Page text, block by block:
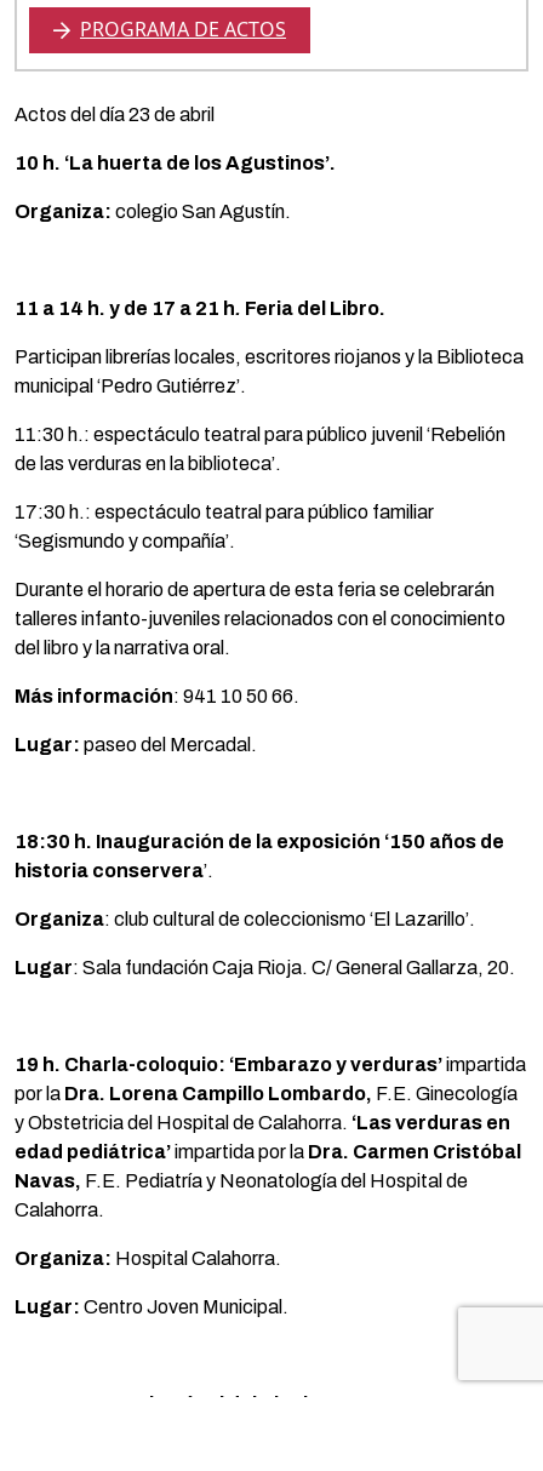
PROGRAMA DE ACTOS
Actos del día 23 de abril
10 h. ‘La huerta de los Agustinos’.
Organiza: colegio San Agustín.
11 a 14 h. y de 17 a 21 h. Feria del Libro.
Participan librerías locales, escritores riojanos y la Biblioteca
municipal ‘Pedro Gutiérrez’.
11:30 h.: espectáculo teatral para público juvenil ‘Rebelión
de las verduras en la biblioteca’.
17:30 h.: espectáculo teatral para público familiar
‘Segismundo y compañía’.
Durante el horario de apertura de esta feria se celebrarán
talleres infanto-juveniles relacionados con el conocimiento
del libro y la narrativa oral.
Más información: 941 10 50 66.
Lugar: paseo del Mercadal.
18:30 h. Inauguración de la exposición ‘150 años de
historia conservera’.
Organiza: club cultural de coleccionismo ‘El Lazarillo’.
Lugar: Sala fundación Caja Rioja. C/ General Gallarza, 20.
19 h. Charla-coloquio: ‘Embarazo y verduras’impartida
por la Dra. Lorena Campillo Lombardo, F.E. Ginecología
y Obstetricia del Hospital de Calahorra. ‘Las verduras en
edad pediátrica’impartida por la Dra. Carmen Cristóbal
Navas, F.E. Pediatría y Neonatología del Hospital de
Calahorra.
Organiza: Hospital Calahorra.
Lugar: Centro Joven Municipal.
19:30 a 23:30 h. Túnel del Pincho.